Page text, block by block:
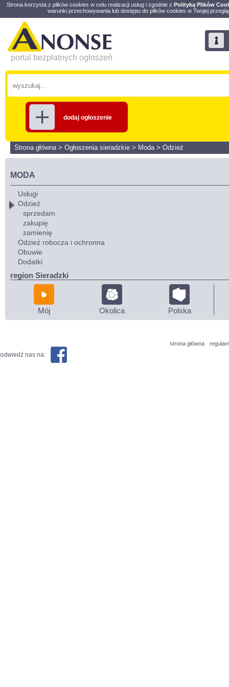
Strona korzysta z plików cookies w celu realizacji usług i zgodnie z Polityką Plików
warunki przechowywania lub dostępu do plików cookies w Twojej
portal bezpłatnych ogłoszeń
dodaj ogłoszenie
Strona główna> Ogłoszenia sieradzkie > Moda> Odzież
MODA
Usługi
Odzież
sprzedam
zakupię
zamienię
Odzież robocza i ochronna
Obuwie
Dodatki
region Sieradzki
Mój Okolica Polska
strona główna
odwiedź nas na: